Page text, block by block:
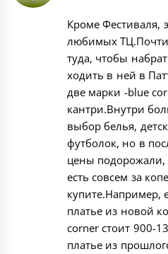
Кроме Фестиваля,
любимых ТЦ.Почти
туда, чтобы
ходить в ней в
две марки -blue
кантри.Внутри
выбор белья,
футболок, но в
цены подорожали,
есть совсем за
купите.Например,
платье из новой
corner стоит 900-
платье из